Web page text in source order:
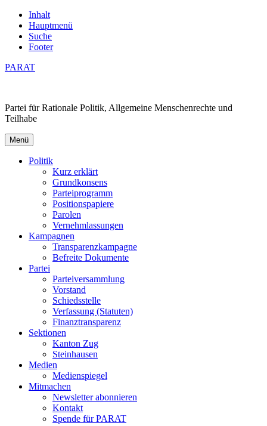
Inhalt
Hauptmenü
Suche
Footer
PARAT
Partei für Rationale Politik, Allgemeine Menschenrechte und
Teilhabe
Menü
Politik
Kurz erklärt
Grundkonsens
Parteiprogramm
Positionspapiere
Parolen
Vernehmlassungen
Kampagnen
Transparenzkampagne
Befreite Dokumente
Partei
Parteiversammlung
Vorstand
Schiedsstelle
Verfassung (Statuten)
Finanztransparenz
Sektionen
Kanton Zug
Steinhausen
Medien
Medienspiegel
Mitmachen
Newsletter abonnieren
Kontakt
Spende für PARAT